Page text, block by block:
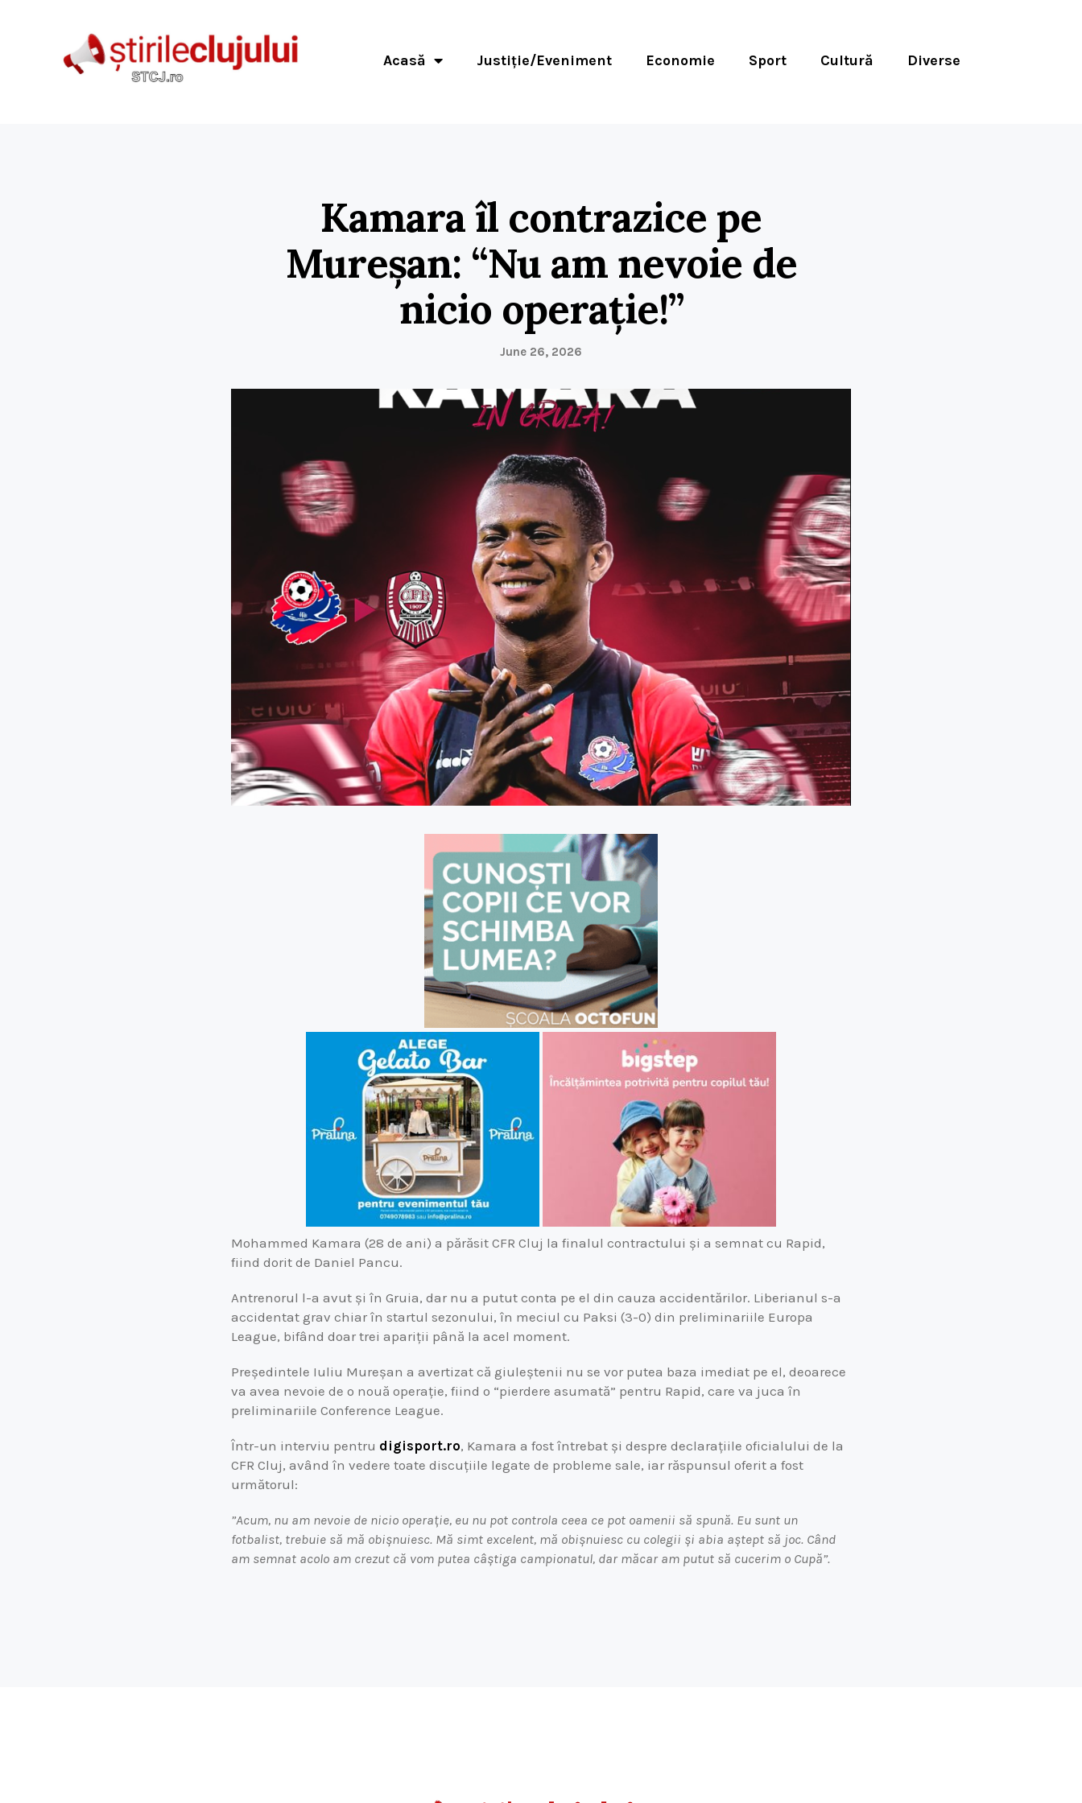
Acasă Justiție/Eveniment Economie Sport Cultură Diverse
Kamara îl contrazice pe
Mureșan: “Nu am nevoie de
nicio operație!”
June 26, 2026
Mohammed Kamara (28 de ani) a părăsit CFR Cluj la finalul contractului și a semnat cu Rapid,
fiind dorit de Daniel Pancu.
Antrenorul l-a avut și în Gruia, dar nu a putut conta pe el din cauza accidentărilor. Liberianul s-a
accidentat grav chiar în startul sezonului, în meciul cu Paksi (3-0) din preliminariile Europa
League, bifând doar trei apariții până la acel moment.
Președintele Iuliu Mureșan a avertizat că giuleștenii nu se vor putea baza imediat pe el, deoarece
va avea nevoie de o nouă operație, fiind o “pierdere asumată” pentru Rapid, care va juca în
preliminariile Conference League.
Într-un interviu pentru digisport.ro, Kamara a fost întrebat și despre declarațiile oficialului de la
CFR Cluj, având în vedere toate discuțiile legate de probleme sale, iar răspunsul oferit a fost
următorul:
”Acum, nu am nevoie de nicio operație, eu nu pot controla ceea ce pot oamenii să spună. Eu sunt un
fotbalist, trebuie să mă obișnuiesc. Mă simt excelent, mă obișnuiesc cu colegii și abia aștept să joc. Când
am semnat acolo am crezut că vom putea câștiga campionatul, dar măcar am putut să cucerim o Cupă”.